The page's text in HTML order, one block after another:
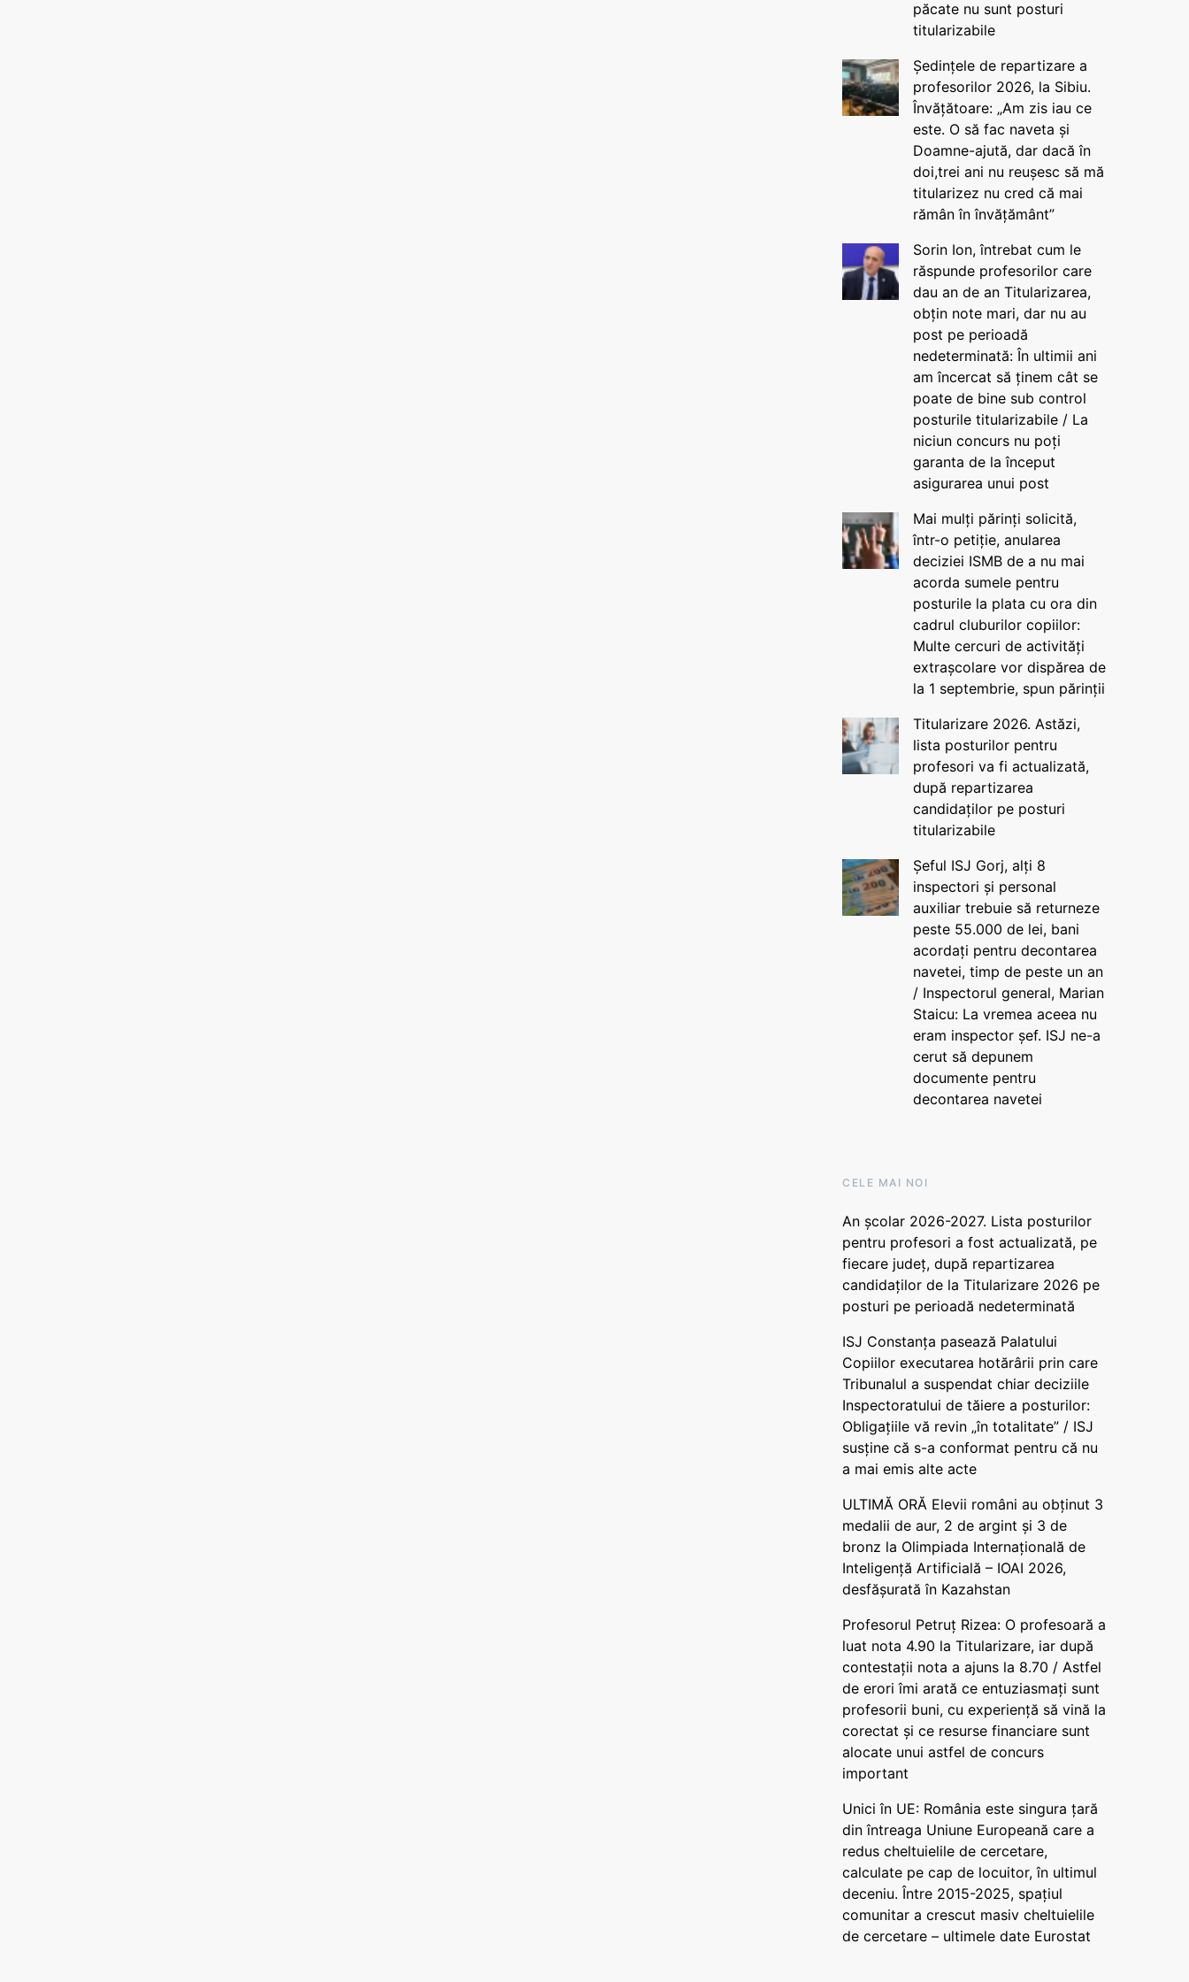
păcate nu sunt posturi
titularizabile
Ședințele de repartizare a
profesorilor 2026, la Sibiu.
Învățătoare: „Am zis iau ce
este. O să fac naveta și
Doamne-ajută, dar dacă în
doi,trei ani nu reușesc să mă
titularizez nu cred că mai
rămân în învățământ”
Sorin Ion, întrebat cum le
răspunde profesorilor care
dau an de an Titularizarea,
obțin note mari, dar nu au
post pe perioadă
nedeterminată: În ultimii ani
am încercat să ținem cât se
poate de bine sub control
posturile titularizabile / La
niciun concurs nu poți
garanta de la început
asigurarea unui post
Mai mulți părinți solicită,
într-o petiție, anularea
deciziei ISMB de a nu mai
acorda sumele pentru
posturile la plata cu ora din
cadrul cluburilor copiilor:
Multe cercuri de activități
extrașcolare vor dispărea de
la 1 septembrie, spun părinții
Titularizare 2026. Astăzi,
lista posturilor pentru
profesori va fi actualizată,
după repartizarea
candidaților pe posturi
titularizabile
Șeful ISJ Gorj, alți 8
inspectori și personal
auxiliar trebuie să returneze
peste 55.000 de lei, bani
acordați pentru decontarea
navetei, timp de peste un an
/ Inspectorul general, Marian
Staicu: La vremea aceea nu
eram inspector șef. ISJ ne-a
cerut să depunem
documente pentru
decontarea navetei
CELE MAI NOI
An școlar 2026-2027. Lista posturilor
pentru profesori a fost actualizată, pe
fiecare județ, după repartizarea
candidaților de la Titularizare 2026 pe
posturi pe perioadă nedeterminată
ISJ Constanța pasează Palatului
Copiilor executarea hotărârii prin care
Tribunalul a suspendat chiar deciziile
Inspectoratului de tăiere a posturilor:
Obligațiile vă revin „în totalitate” / ISJ
susține că s-a conformat pentru că nu
a mai emis alte acte
ULTIMĂ ORĂ Elevii români au obținut 3
medalii de aur, 2 de argint și 3 de
bronz la Olimpiada Internațională de
Inteligență Artificială – IOAI 2026,
desfășurată în Kazahstan
Profesorul Petruț Rizea: O profesoară a
luat nota 4.90 la Titularizare, iar după
contestații nota a ajuns la 8.70 / Astfel
de erori îmi arată ce entuziasmați sunt
profesorii buni, cu experiență să vină la
corectat și ce resurse financiare sunt
alocate unui astfel de concurs
important
Unici în UE: România este singura țară
din întreaga Uniune Europeană care a
redus cheltuielile de cercetare,
calculate pe cap de locuitor, în ultimul
deceniu. Între 2015-2025, spațiul
comunitar a crescut masiv cheltuielile
de cercetare – ultimele date Eurostat